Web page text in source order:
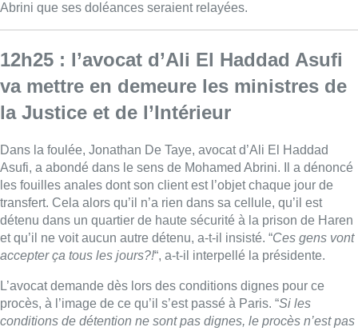
Abrini que ses doléances seraient relayées.
12h25 : l’avocat d’Ali El Haddad Asufi
va mettre en demeure les ministres de
la Justice et de l’Intérieur
Dans la foulée, Jonathan De Taye, avocat d’Ali El Haddad
Asufi, a abondé dans le sens de Mohamed Abrini. Il a dénoncé
les fouilles anales dont son client est l’objet chaque jour de
transfert. Cela alors qu’il n’a rien dans sa cellule, qu’il est
détenu dans un quartier de haute sécurité à la prison de Haren
et qu’il ne voit aucun autre détenu, a-t-il insisté. “Ces gens vont
accepter ça tous les jours?!“, a-t-il interpellé la présidente.
L’avocat demande dès lors des conditions dignes pour ce
procès, à l’image de ce qu’il s’est passé à Paris. “Si les
conditions de détention ne sont pas dignes, le procès n’est pas